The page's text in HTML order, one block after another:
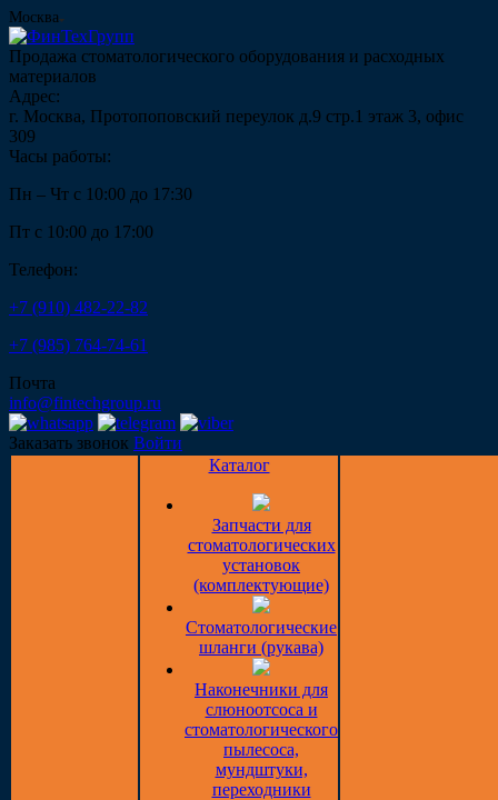
Москва
Продажа стоматологического оборудования и расходных
материалов
Адрес:
г. Москва, Протопоповский переулок д.9 стр.1 этаж 3, офис
309
Часы работы:
Пн – Чт с 10:00 до 17:30
Пт с 10:00 до 17:00
Телефон:
+7 (910) 482-22-82
+7 (985) 764-74-61
Почта
info@fintechgroup.ru
Заказать звонок Войти
Каталог
Запчасти для
стоматологических
установок
(комплектующие)
Стоматологические
шланги (рукава)
Наконечники для
слюноотсоса и
стоматологического
пылесоса,
мундштуки,
переходники